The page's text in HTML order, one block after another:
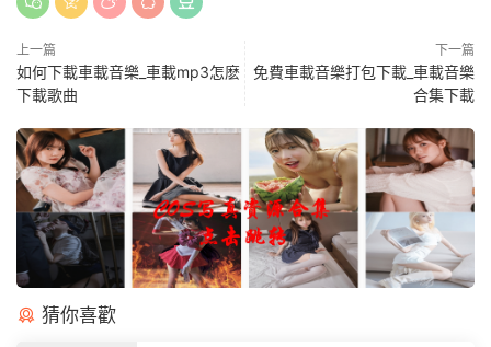
上一篇
如何下載車載音樂_車載mp3怎麽
下載歌曲
下一篇
免費車載音樂打包下載_車載音樂
合集下載
猜你喜歡